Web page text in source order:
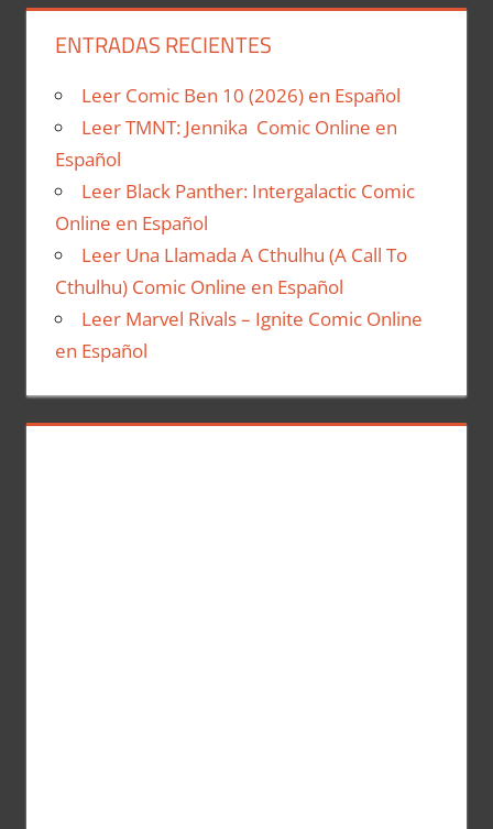
ENTRADAS RECIENTES
Leer Comic Ben 10 (2026) en Español
Leer TMNT: Jennika Comic Online en
Español
Leer Black Panther: Intergalactic Comic
Online en Español
Leer Una Llamada A Cthulhu (A Call To
Cthulhu) Comic Online en Español
Leer Marvel Rivals – Ignite Comic Online
en Español